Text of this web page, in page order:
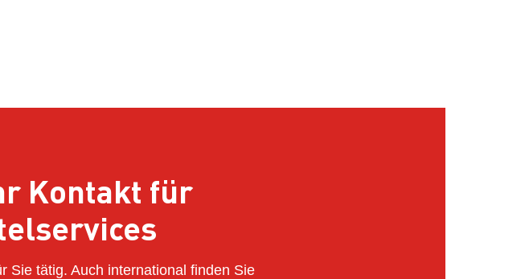
Kontakt für
Sie tätig. Auch international finden Sie